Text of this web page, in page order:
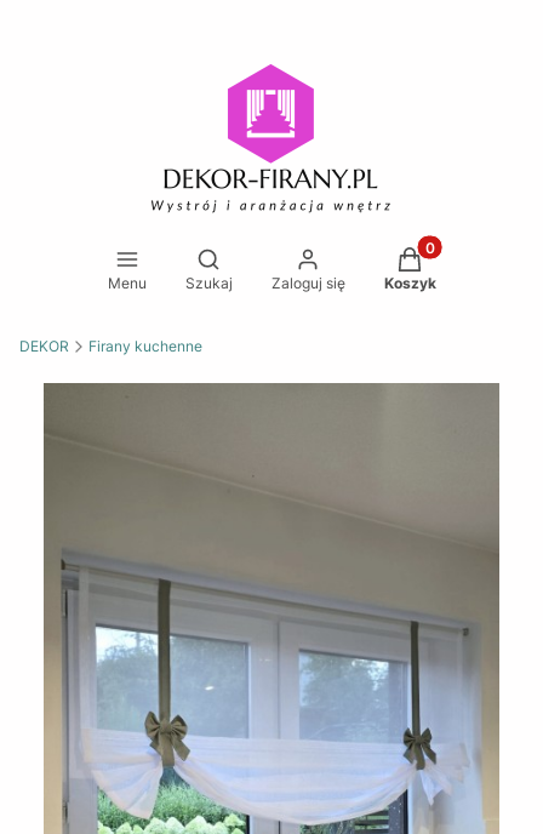
Menu
Otwórz wyszukiwarkę
Szukaj Zaloguj się
Produkty w
Koszyk
DEKOR Firany kuchenne